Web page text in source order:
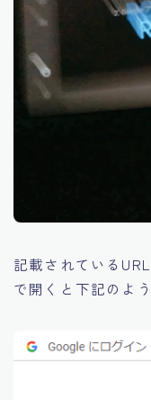
記載されている
で開くと下記のよ